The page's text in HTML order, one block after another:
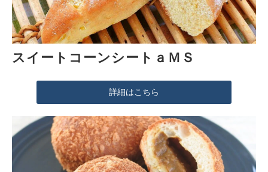
スイートコーンシートａＭＳ
詳細はこちら